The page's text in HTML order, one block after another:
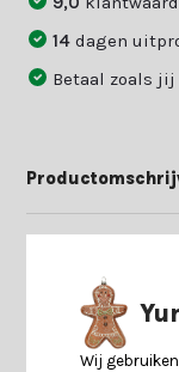
14dagen
Betaal zoals
Reviews
Wij